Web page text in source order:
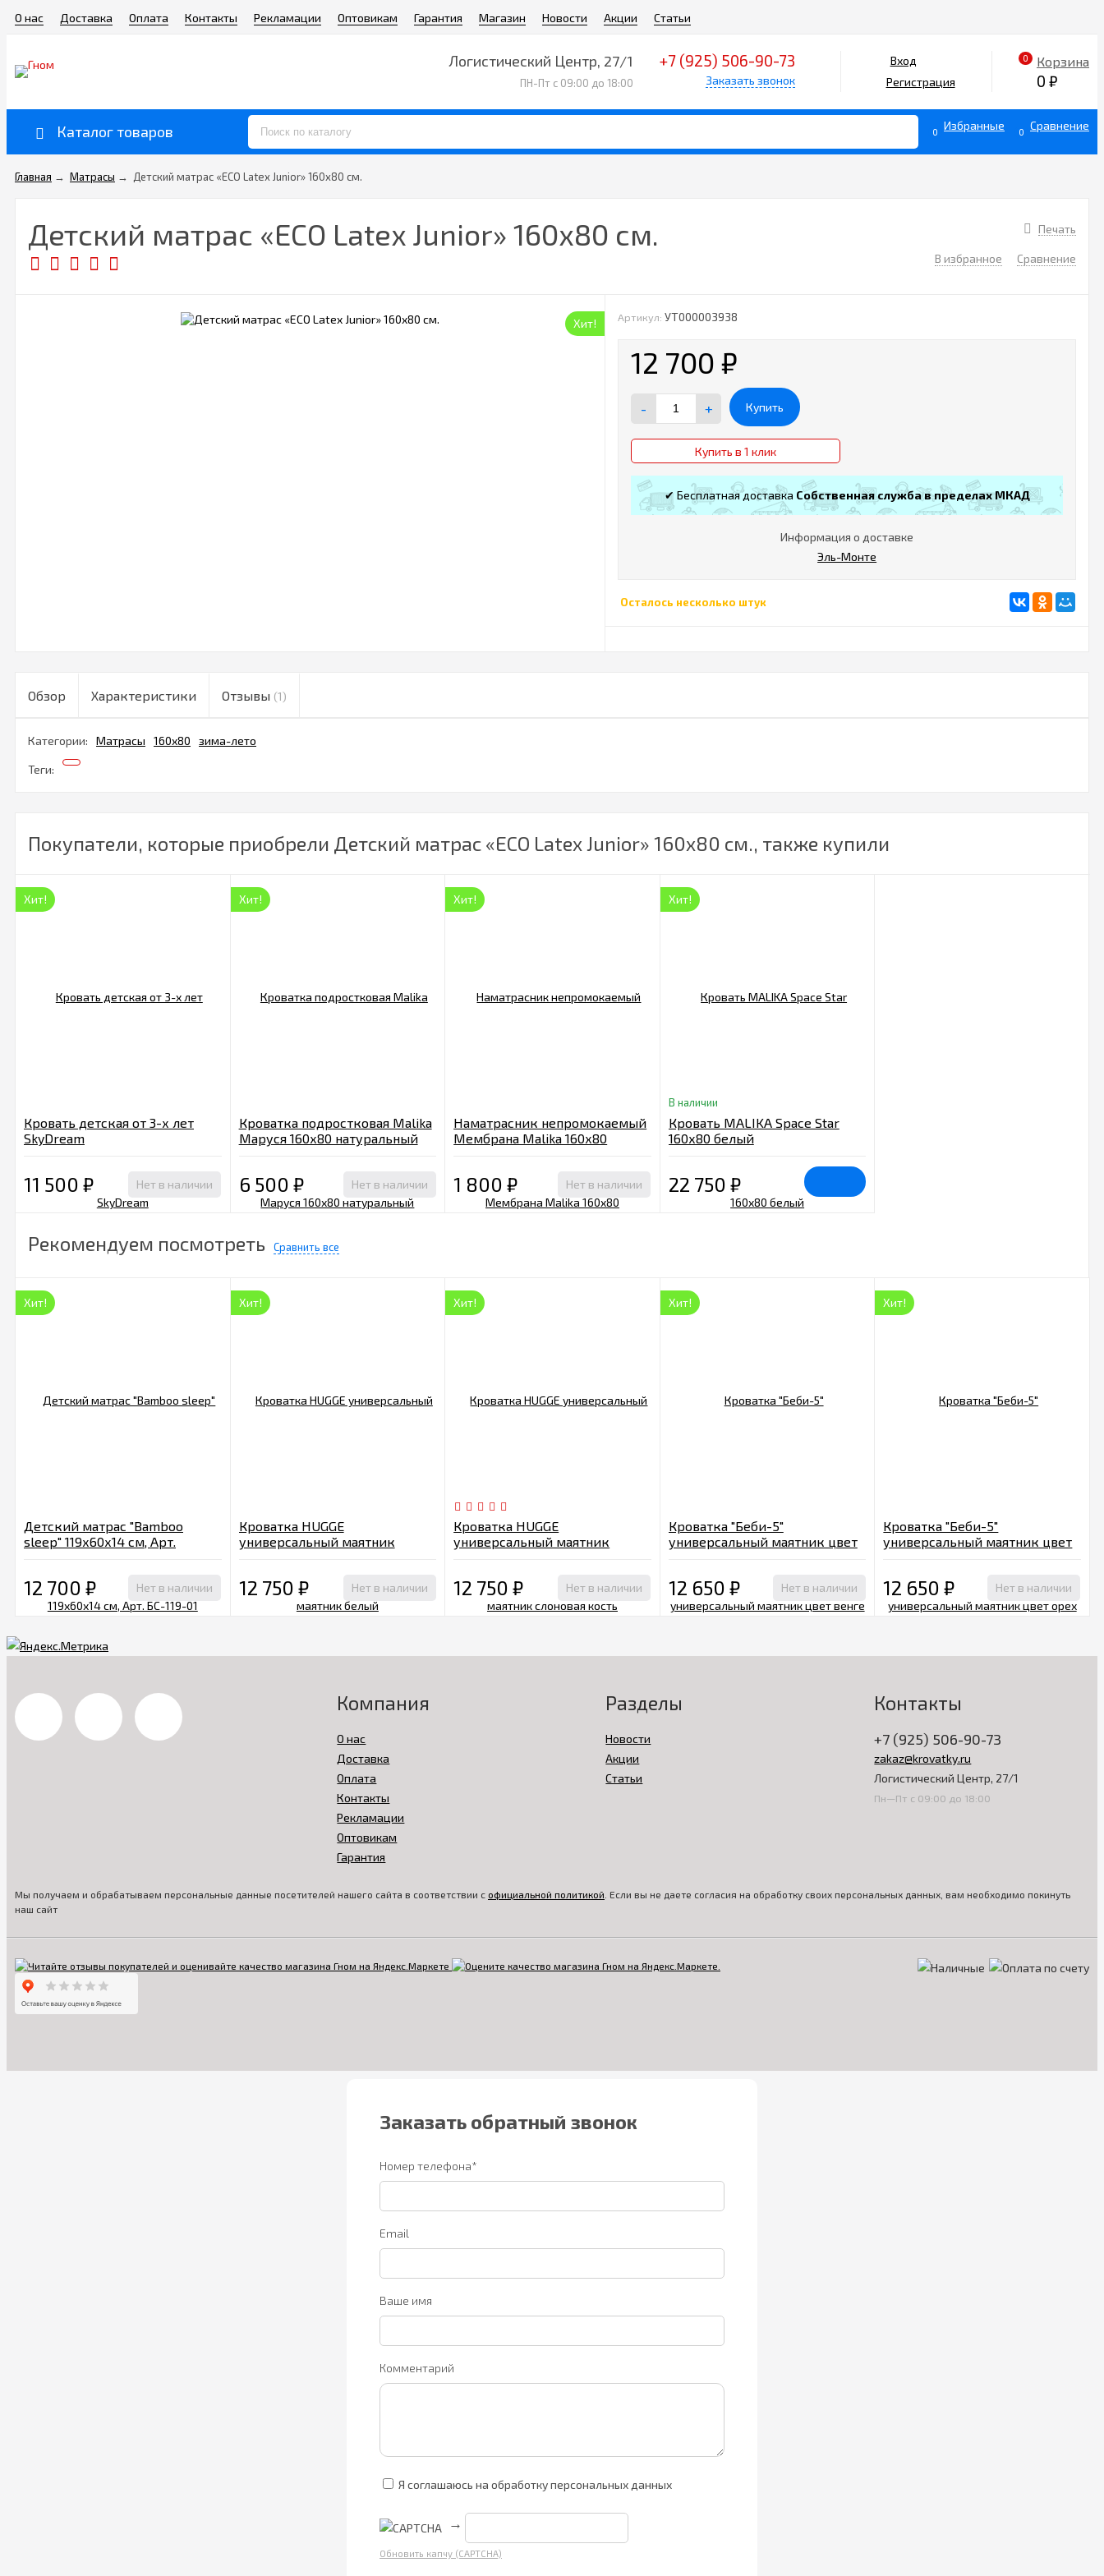
О нас Доставка Оплата Контакты Рекламации Оптовикам Гарантия Магазин Новости Акции Статьи
Логистический Центр, 27/1
ПН-Пт с 09:00 до 18:00
+7 (925) 506-90-73
Заказать звонок
Вход
Регистрация
0 Корзина
0 ₽
Каталог товаров 0 Избранные 0 Сравнение
Главная → Матрасы → Детский матрас «ECO Latex Junior» 160х80 см.
Печать
Детский матрас «ECO Latex Junior» 160х80 см.
В избранное Сравнение
Хит! Артикул: УТ000003938
12 700₽
- + Купить
Купить в 1 клик
✔ Бесплатная доставка Собственная служба в пределах МКАД
Информация о доставке
Эль-Монте
Осталось несколько штук
Обзор Характеристики Отзывы (1)
Категории: Матрасы 160х80 зима-лето
Теги:
Покупатели, которые приобрели Детский матрас «ECO Latex Junior» 160х80 см., также купили
Хит!
Кровать детская от 3-х лет
SkyDream
11 500 ₽ Нет в наличии
Хит!
Кроватка подростковая Malika
Маруся 160х80 натуральный
6 500 ₽ Нет в наличии
Хит!
Наматрасник непромокаемый
Мембрана Malika 160х80
1 800₽ Нет в наличии
Хит!
В наличии
Кровать MALIKA Space Star
160х80 белый
22 750 ₽
Рекомендуем посмотреть Сравнить все
Хит!
Детский матрас "Bamboo
sleep" 119х60х14 см, Арт.
12 700 ₽ Нет в наличии
Хит!
Кроватка HUGGE
универсальный маятник
12 750 ₽ Нет в наличии
Хит!
Кроватка HUGGE
универсальный маятник
12 750₽ Нет в наличии
Хит!
Кроватка "Беби-5"
универсальный маятник цвет
12 650 ₽ Нет в наличии
Хит!
Кроватка "Беби-5"
универсальный маятник цвет
12 650₽ Нет в наличии
Компания
О нас
Доставка
Оплата
Контакты
Рекламации
Оптовикам
Гарантия
Разделы
Новости
Акции
Статьи
Контакты
+7 (925) 506-90-73
zakaz@krovatky.ru
Логистический Центр, 27/1
Пн—Пт с 09:00 до 18:00
Мы получаем и обрабатываем персональные данные посетителей нашего сайта в соответствии с официальной политикой . Если вы не даете согласия на обработку своих персональных данных, вам необходимо покинуть
наш сайт
Заказать обратный звонок
Номер телефона*
Email
Ваше имя
Комментарий
Я соглашаюсь на обработку персональных данных
→
Обновить капчу (CAPTCHA)